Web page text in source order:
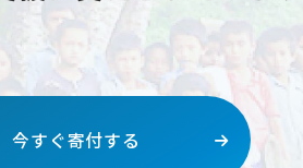
今すぐ寄付する